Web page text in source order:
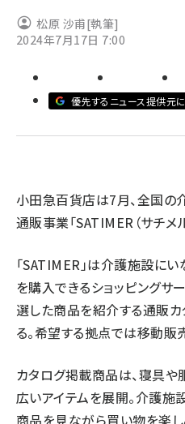
base (1083)
revico (744)
松原 沙甫[執筆]
2024年7月17日 7:00
優先するニュース提供元
小田急百貨店は7月、全国の
通販事業「SATIMER（サチメ
「SATIMER」は介護施設に
を購入できるショッピングサ
選した商品を紹介する通販
る。希望する拠点では移動販
カタログ掲載商品は、寝具
広いアイテムを展開。介護施
商品を見ながら買い物を楽